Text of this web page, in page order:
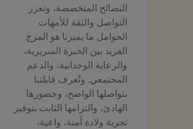
النصائح المتخصصة، وتعزز
التواصل والثقة للأمهات
الحوامل ما يميزنا هو المزج
الفريد بين الخبرة السريرية،
والرعاية الوجدانية، والدعم
المجتمعي. وتُعرف قابلتنا
بتواصلها الواضح، وحضورها
الهادئ، والتزامها الثابت بتوفير
تجربة ولادة آمنة، واعية،